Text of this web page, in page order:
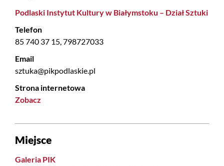
Podlaski Instytut Kultury w Białymstoku – Dział Sztuki
Telefon
85 740 37 15, 798727033
Email
sztuka@pikpodlaskie.pl
Strona internetowa
Zobacz
Miejsce
Galeria PIK